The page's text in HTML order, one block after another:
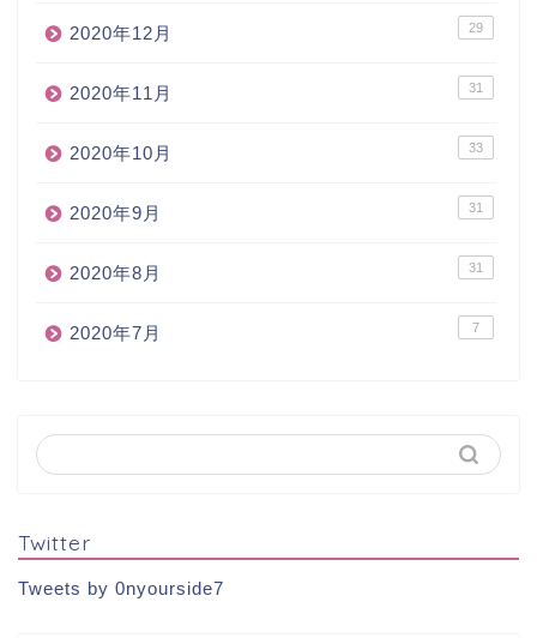
2020年12月 29
2020年11月 31
2020年10月 33
2020年9月 31
2020年8月 31
2020年7月 7
Twitter
Tweets by 0nyourside7